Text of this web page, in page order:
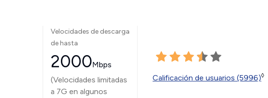
Velocidades de descarga
de hasta
2000Mbps
(Velocidades limitadas
a 7G en algunos
Calificación de usuarios (5996)◊